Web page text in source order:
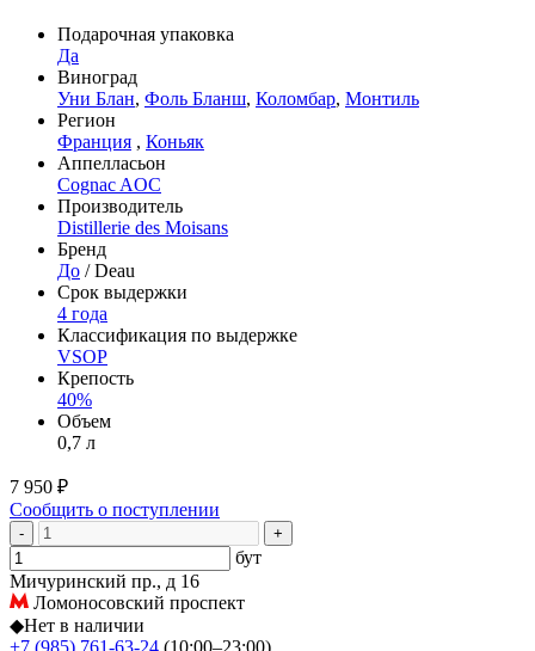
Подарочная упаковка
Да
Виноград
Уни Блан, Фоль Бланш, Коломбар, Монтиль
Регион
Франция , Коньяк
Аппелласьон
Cognac AOC
Производитель
Distillerie des Moisans
Бренд
До / Deau
Срок выдержки
4 года
Классификация по выдержке
VSOP
Крепость
40%
Объем
0,7 л
7 950 ₽
Сообщить о поступлении
- +
бут
Мичуринский пр., д 16
Ломоносовский проспект
◆Нет в наличии
+7 (985) 761-63-24 (10:00–23:00)